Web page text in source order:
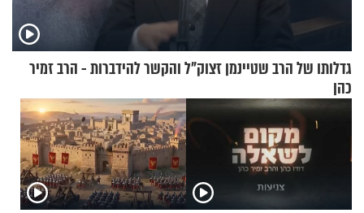
גדלותו של הרב שטיינמן זצוק"ל והקשר להידברות - הרב זמיר
כהן